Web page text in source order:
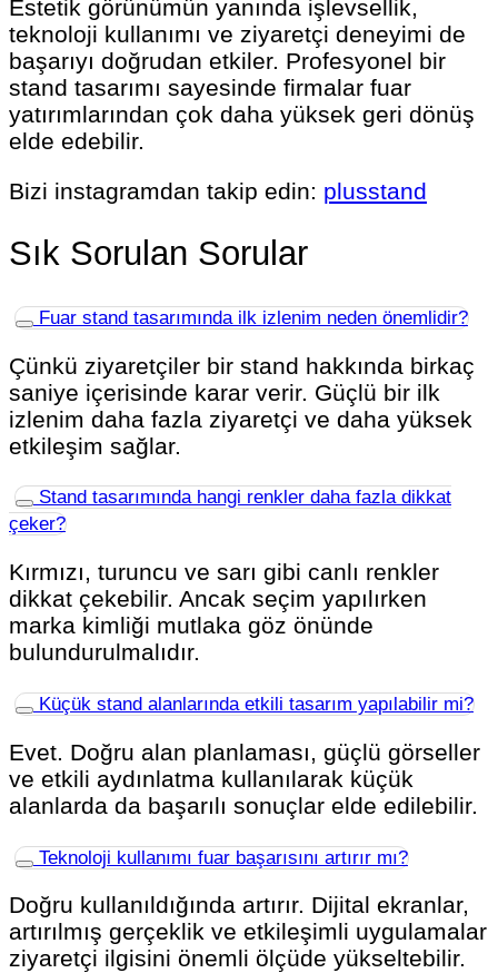
Estetik görünümün yanında işlevsellik,
teknoloji kullanımı ve ziyaretçi deneyimi de
başarıyı doğrudan etkiler. Profesyonel bir
stand tasarımı sayesinde firmalar fuar
yatırımlarından çok daha yüksek geri dönüş
elde edebilir.
Bizi instagramdan takip edin: plusstand
Sık Sorulan Sorular
Fuar stand tasarımında ilk izlenim neden önemlidir?
Çünkü ziyaretçiler bir stand hakkında birkaç
saniye içerisinde karar verir. Güçlü bir ilk
izlenim daha fazla ziyaretçi ve daha yüksek
etkileşim sağlar.
Stand tasarımında hangi renkler daha fazla dikkat
çeker?
Kırmızı, turuncu ve sarı gibi canlı renkler
dikkat çekebilir. Ancak seçim yapılırken
marka kimliği mutlaka göz önünde
bulundurulmalıdır.
Küçük stand alanlarında etkili tasarım yapılabilir mi?
Evet. Doğru alan planlaması, güçlü görseller
ve etkili aydınlatma kullanılarak küçük
alanlarda da başarılı sonuçlar elde edilebilir.
Teknoloji kullanımı fuar başarısını artırır mı?
Doğru kullanıldığında artırır. Dijital ekranlar,
artırılmış gerçeklik ve etkileşimli uygulamalar
ziyaretçi ilgisini önemli ölçüde yükseltebilir.